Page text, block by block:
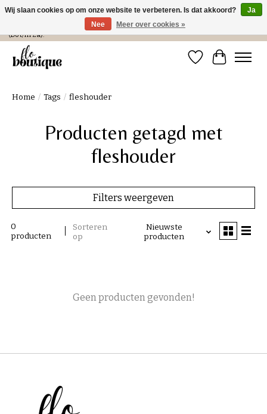
Verzending in NL € 4,99 en gratis bij een bestelling > € 100 of afhalen in de winkel
(Do t/m Za).
Verlanglijst
Home / Tags / fleshouder
Producten getagd met
fleshouder
Filters weergeven
0
producten
Sorteren
op
Nieuwste
producten
Geen producten gevonden!
Wij slaan cookies op om onze website te verbeteren. Is dat akkoord?
Ja
Nee
Meer over cookies »